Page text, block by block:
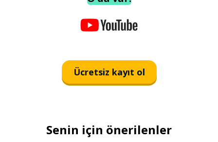
Ücretsiz kayıt ol
Senin için önerilenler